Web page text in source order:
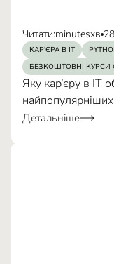
Читати:minutesхв
КАР'ЄРА В IT
БЕЗКОШТОВНІ
Яку кар’єру в ІТ
Детальніше